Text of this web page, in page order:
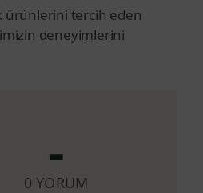
-
0 YORUM